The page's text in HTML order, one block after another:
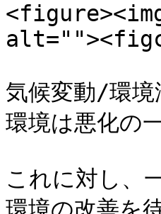
気候変動/環境
環境は悪化の
これに対し、